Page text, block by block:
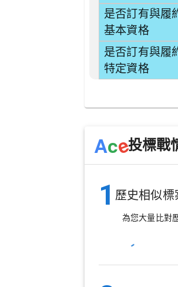
是否訂有與履
基本資格
是否訂有與履
特定資格
Ace投標戰
1 歷史相似標
為您大量比對